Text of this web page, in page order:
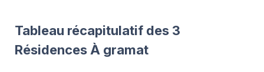
Tableau récapitulatif des 3
Résidences À gramat